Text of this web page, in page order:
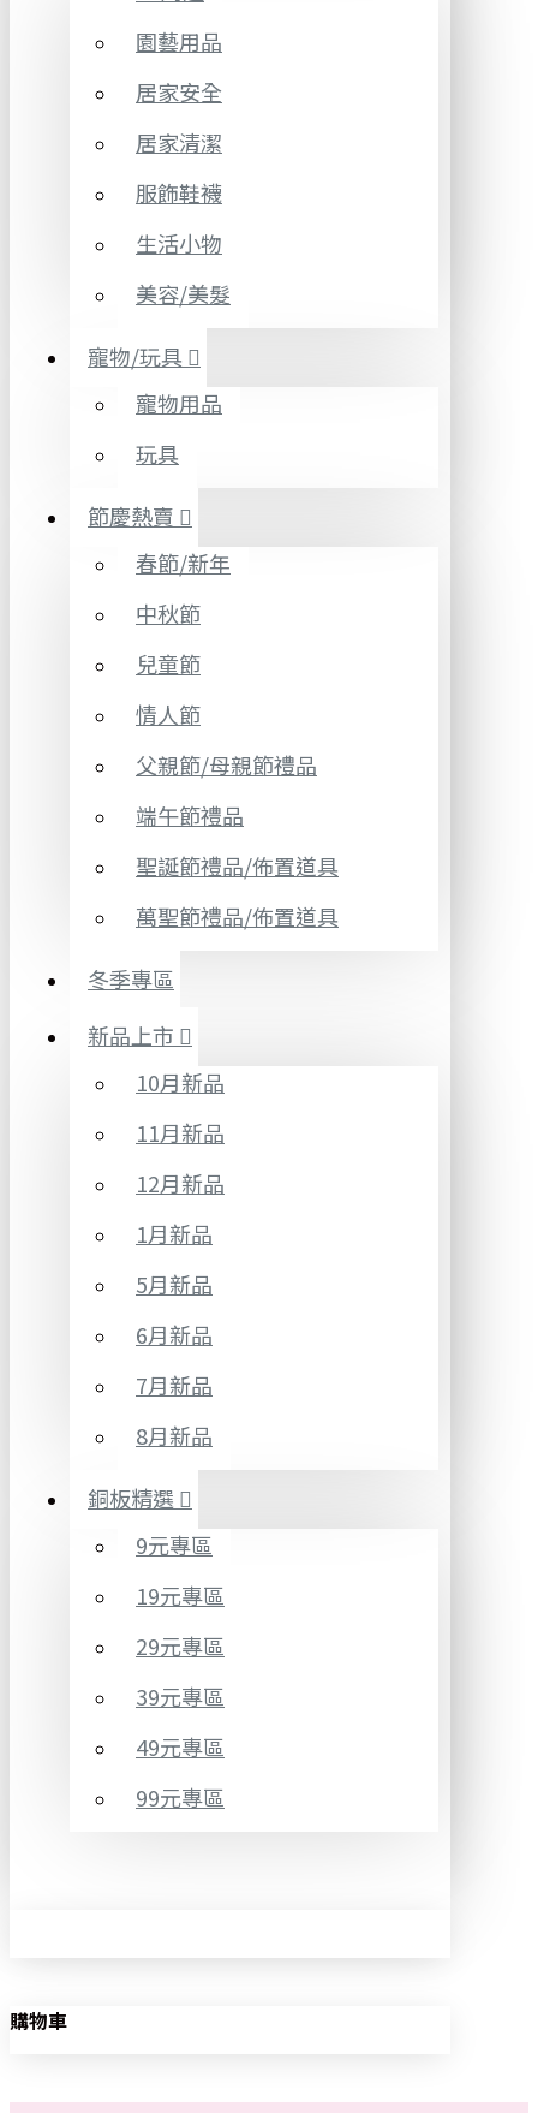
園藝用品
居家安全
居家清潔
服飾鞋襪
生活小物
美容/美髮
寵物/玩具
寵物用品
玩具
節慶熱賣
春節/新年
中秋節
兒童節
情人節
父親節/母親節禮品
端午節禮品
聖誕節禮品/佈置道具
萬聖節禮品/佈置道具
冬季專區
新品上市
10月新品
11月新品
12月新品
1月新品
5月新品
6月新品
7月新品
8月新品
銅板精選
9元專區
19元專區
29元專區
39元專區
49元專區
99元專區
購物車